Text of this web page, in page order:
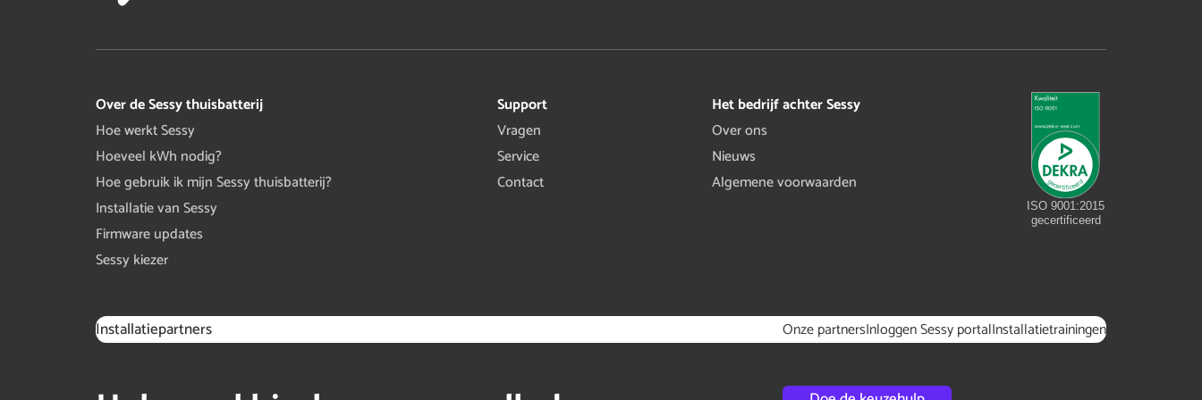
Over de Sessy thuisbatterij
Hoe werkt Sessy
Hoeveel kWh nodig?
Hoe gebruik ik mijn Sessy thuisbatterij?
Installatie van Sessy
Firmware updates
Sessy kiezer
Support
Vragen
Service
Contact
Het bedrijf achter Sessy
Over ons
Nieuws
Algemene voorwaarden
ISO 9001:2015
gecertificeerd
Installatiepartners Onze partnersInloggen Sessy portalInstallatietrainingen